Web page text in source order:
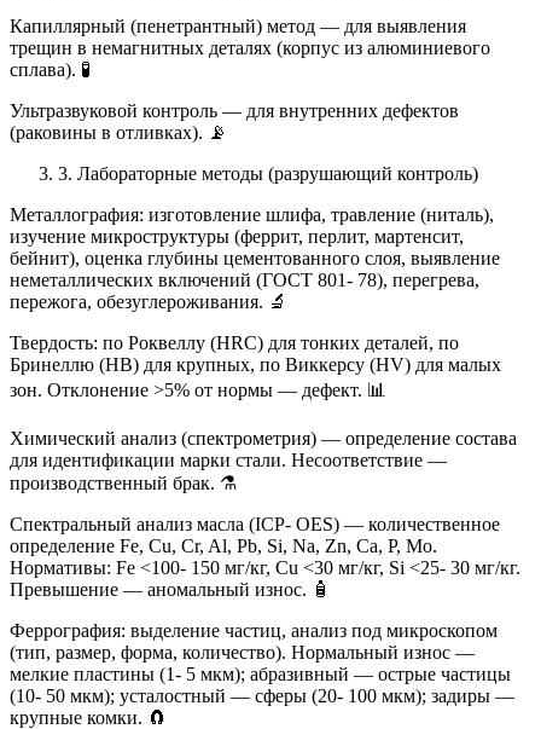
Капиллярный (пенетрантный) метод — для выявления
трещин в немагнитных деталях (корпус из алюминиевого
сплава). 🧪
Ультразвуковой контроль — для внутренних дефектов
(раковины в отливках). 📡
3. Лабораторные методы (разрушающий контроль)
Металлография: изготовление шлифа, травление (ниталь),
изучение микроструктуры (феррит, перлит, мартенсит,
бейнит), оценка глубины цементованного слоя, выявление
неметаллических включений (ГОСТ 801- 78), перегрева,
пережога, обезуглероживания. 🔬
Твердость: по Роквеллу (HRC) для тонких деталей, по
Бринеллю (HB) для крупных, по Виккерсу (HV) для малых
зон. Отклонение >5% от нормы — дефект. 📊
Химический анализ (спектрометрия) — определение состава
для идентификации марки стали. Несоответствие —
производственный брак. ⚗️
Спектральный анализ масла (ICP- OES) — количественное
определение Fe, Cu, Cr, Al, Pb, Si, Na, Zn, Ca, P, Mo.
Нормативы: Fe <100- 150 мг/кг, Cu <30 мг/кг, Si <25- 30 мг/кг.
Превышение — аномальный износ. 🧴
Феррография: выделение частиц, анализ под микроскопом
(тип, размер, форма, количество). Нормальный износ —
мелкие пластины (1- 5 мкм); абразивный — острые частицы
(10- 50 мкм); усталостный — сферы (20- 100 мкм); задиры —
крупные комки. 🧲